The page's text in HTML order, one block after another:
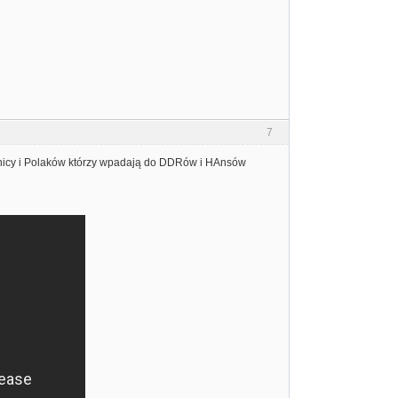
7
i Polaków którzy wpadają do DDRów i HAnsów